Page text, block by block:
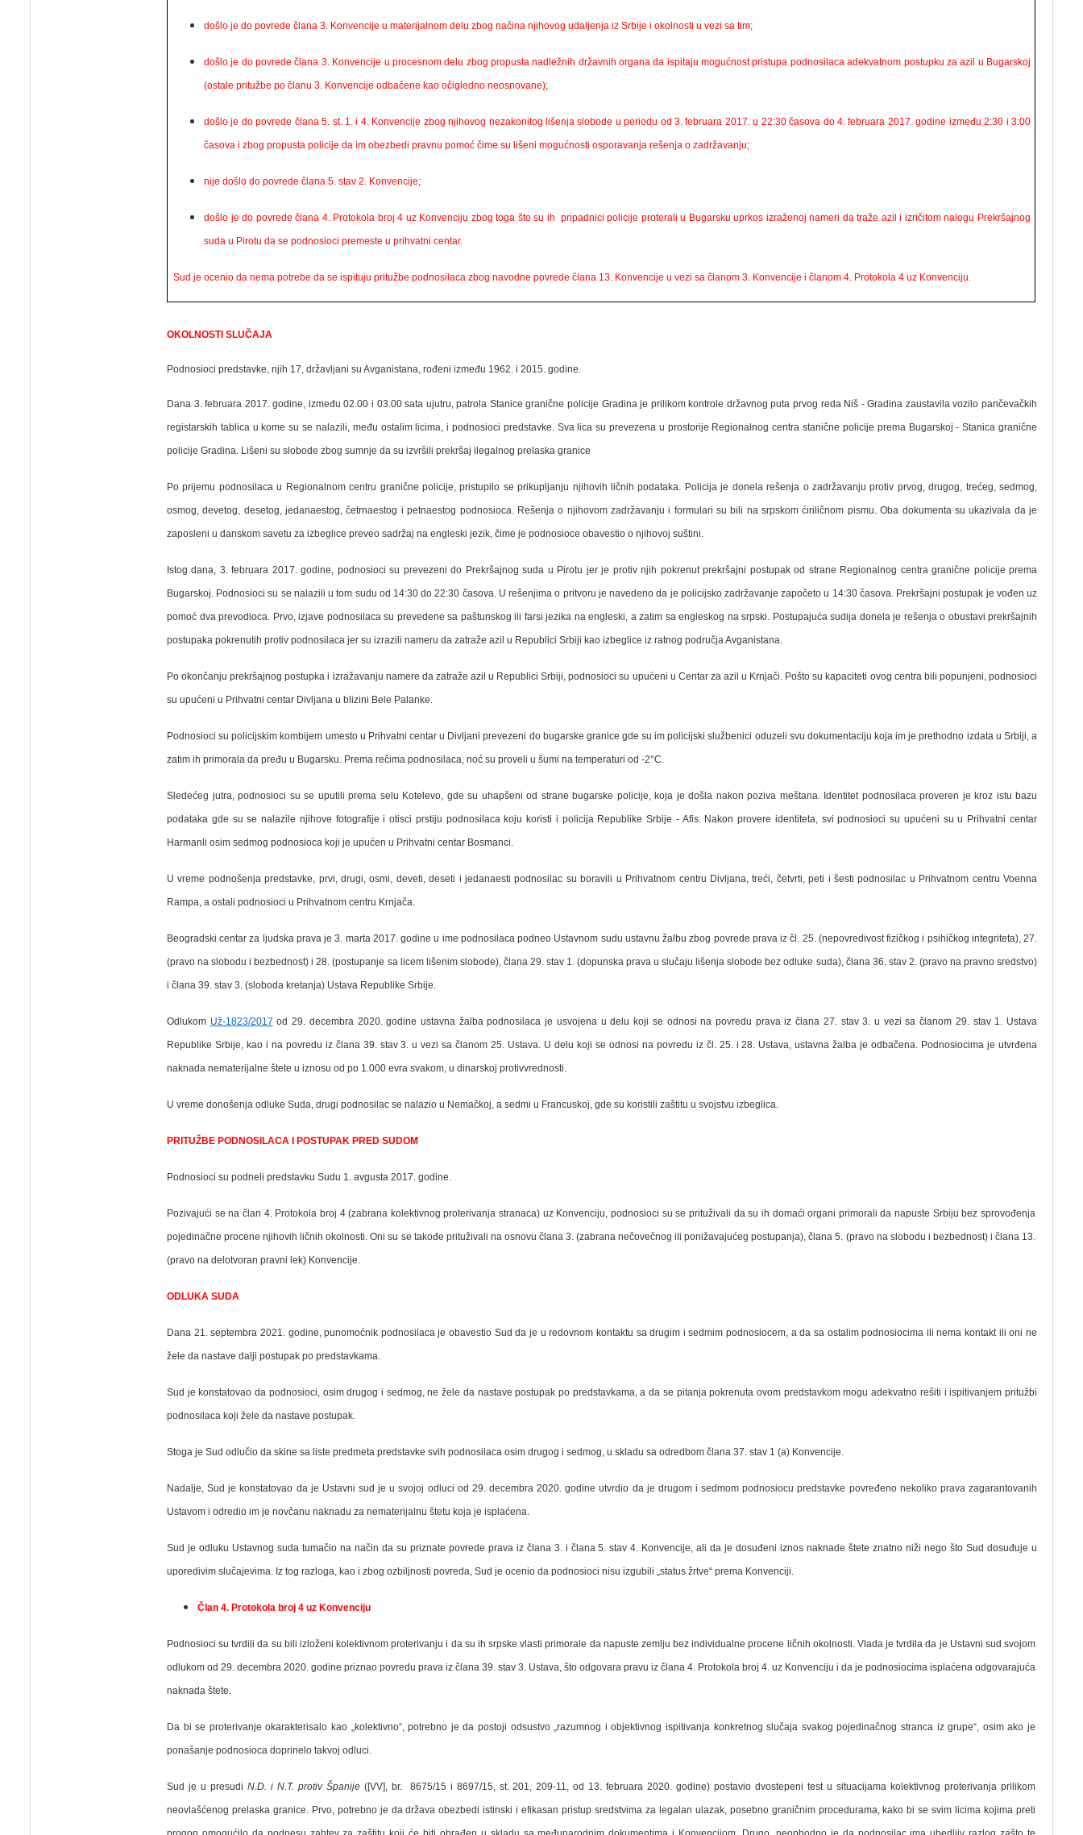
došlo je do povrede člana 3. Konvencije u materijalnom delu zbog načina njihovog udaljenja iz Srbije i okolnosti u vezi sa tim;
došlo je do povrede člana 3. Konvencije u procesnom delu zbog propusta nadležnih državnih organa da ispitaju mogućnost pristupa podnosilaca adekvatnom postupku za azil u Bugarskoj
(ostale pritužbe po članu 3. Konvencije odbačene kao očigledno neosnovane);
došlo je do povrede člana 5. st. 1. i 4. Konvencije zbog njihovog nezakonitog lišenja slobode u periodu od 3. februara 2017. u 22:30 časova do 4. februara 2017. godine između 2:30 i 3:00
časova i zbog propusta policije da im obezbedi pravnu pomoć čime su lišeni mogućnosti osporavanja rešenja o zadržavanju;
nije došlo do povrede člana 5. stav 2. Konvencije;
došlo je do povrede člana 4. Protokola broj 4 uz Konvenciju zbog toga što su ih pripadnici policije proterali u Bugarsku uprkos izraženoj nameri da traže azil i izričitom nalogu Prekršajnog
suda u Pirotu da se podnosioci premeste u prihvatni centar.
Sud je ocenio da nema potrebe da se ispituju pritužbe podnosilaca zbog navodne povrede člana 13. Konvencije u vezi sa članom 3. Konvencije i članom 4. Protokola 4 uz Konvenciju.
OKOLNOSTI SLUČAJA
Podnosioci predstavke, njih 17, državljani su Avganistana, rođeni između 1962. i 2015. godine.
Dana 3. februara 2017. godine, između 02.00 i 03.00 sata ujutru, patrola Stanice granične policije Gradina je prilikom kontrole državnog puta prvog reda Niš - Gradina zaustavila vozilo pančevačkih
registarskih tablica u kome su se nalazili, među ostalim licima, i podnosioci predstavke. Sva lica su prevezena u prostorije Regionalnog centra stanične policije prema Bugarskoj - Stanica granične
policije Gradina. Lišeni su slobode zbog sumnje da su izvršili prekršaj ilegalnog prelaska granice
Po prijemu podnosilaca u Regionalnom centru granične policije, pristupilo se prikupljanju njihovih ličnih podataka. Policija je donela rešenja o zadržavanju protiv prvog, drugog, trećeg, sedmog,
osmog, devetog, desetog, jedanaestog, četrnaestog i petnaestog podnosioca. Rešenja o njihovom zadržavanju i formulari su bili na srpskom ćiriličnom pismu. Oba dokumenta su ukazivala da je
zaposleni u danskom savetu za izbeglice preveo sadržaj na engleski jezik, čime je podnosioce obavestio o njihovoj suštini.
Istog dana, 3. februara 2017. godine, podnosioci su prevezeni do Prekršajnog suda u Pirotu jer je protiv njih pokrenut prekršajni postupak od strane Regionalnog centra granične policije prema
Bugarskoj. Podnosioci su se nalazili u tom sudu od 14:30 do 22:30 časova. U rešenjima o pritvoru je navedeno da je policijsko zadržavanje započeto u 14:30 časova. Prekršajni postupak je vođen uz
pomoć dva prevodioca. Prvo, izjave podnosilaca su prevedene sa paštunskog ili farsi jezika na engleski, a zatim sa engleskog na srpski. Postupajuća sudija donela je rešenja o obustavi prekršajnih
postupaka pokrenutih protiv podnosilaca jer su izrazili nameru da zatraže azil u Republici Srbiji kao izbeglice iz ratnog područja Avganistana.
Po okončanju prekršajnog postupka i izražavanju namere da zatraže azil u Republici Srbiji, podnosioci su upućeni u Centar za azil u Krnjači. Pošto su kapaciteti ovog centra bili popunjeni, podnosioci
su upućeni u Prihvatni centar Divljana u blizini Bele Palanke.
Podnosioci su policijskim kombijem umesto u Prihvatni centar u Divljani prevezeni do bugarske granice gde su im policijski službenici oduzeli svu dokumentaciju koja im je prethodno izdata u Srbiji, a
zatim ih primorala da pređu u Bugarsku. Prema rečima podnosilaca, noć su proveli u šumi na temperaturi od -2°C.
Sledećeg jutra, podnosioci su se uputili prema selu Kotelevo, gde su uhapšeni od strane bugarske policije, koja je došla nakon poziva meštana. Identitet podnosilaca proveren je kroz istu bazu
podataka gde su se nalazile njihove fotografije i otisci prstiju podnosilaca koju koristi i policija Republike Srbije - Afis. Nakon provere identiteta, svi podnosioci su upućeni su u Prihvatni centar
Harmanli osim sedmog podnosioca koji je upućen u Prihvatni centar Bosmanci.
U vreme podnošenja predstavke, prvi, drugi, osmi, deveti, deseti i jedanaesti podnosilac su boravili u Prihvatnom centru Divljana, treći, četvrti, peti i šesti podnosilac u Prihvatnom centru Voenna
Rampa, a ostali podnosioci u Prihvatnom centru Krnjača.
Beogradski centar za ljudska prava je 3. marta 2017. godine u ime podnosilaca podneo Ustavnom sudu ustavnu žalbu zbog povrede prava iz čl. 25. (nepovredivost fizičkog i psihičkog integriteta), 27.
(pravo na slobodu i bezbednost) i 28. (postupanje sa licem lišenim slobode), člana 29. stav 1. (dopunska prava u slučaju lišenja slobode bez odluke suda), člana 36. stav 2. (pravo na pravno sredstvo)
i člana 39. stav 3. (sloboda kretanja) Ustava Republike Srbije.
Odlukom Už-1823/2017 od 29. decembra 2020. godine ustavna žalba podnosilaca je usvojena u delu koji se odnosi na povredu prava iz člana 27. stav 3. u vezi sa članom 29. stav 1. Ustava
Republike Srbije, kao i na povredu iz člana 39. stav 3. u vezi sa članom 25. Ustava. U delu koji se odnosi na povredu iz čl. 25. i 28. Ustava, ustavna žalba je odbačena. Podnosiocima je utvrđena
naknada nematerijalne štete u iznosu od po 1.000 evra svakom, u dinarskoj protivvrednosti.
U vreme donošenja odluke Suda, drugi podnosilac se nalazio u Nemačkoj, a sedmi u Francuskoj, gde su koristili zaštitu u svojstvu izbeglica.
PRITUŽBE PODNOSILACA I POSTUPAK PRED SUDOM
Podnosioci su podneli predstavku Sudu 1. avgusta 2017. godine.
Pozivajući se na član 4. Protokola broj 4 (zabrana kolektivnog proterivanja stranaca) uz Konvenciju, podnosioci su se prituživali da su ih domaći organi primorali da napuste Srbiju bez sprovođenja
pojedinačne procene njihovih ličnih okolnosti. Oni su se takođe prituživali na osnovu člana 3. (zabrana nečovečnog ili ponižavajućeg postupanja), člana 5. (pravo na slobodu i bezbednost) i člana 13.
(pravo na delotvoran pravni lek) Konvencije.
ODLUKA SUDA
Dana 21. septembra 2021. godine, punomoćnik podnosilaca je obavestio Sud da je u redovnom kontaktu sa drugim i sedmim podnosiocem, a da sa ostalim podnosiocima ili nema kontakt ili oni ne
žele da nastave dalji postupak po predstavkama.
Sud je konstatovao da podnosioci, osim drugog i sedmog, ne žele da nastave postupak po predstavkama, a da se pitanja pokrenuta ovom predstavkom mogu adekvatno rešiti i ispitivanjem pritužbi
podnosilaca koji žele da nastave postupak.
Stoga je Sud odlučio da skine sa liste predmeta predstavke svih podnosilaca osim drugog i sedmog, u skladu sa odredbom člana 37. stav 1 (a) Konvencije.
Nadalje, Sud je konstatovao da je Ustavni sud je u svojoj odluci od 29. decembra 2020. godine utvrdio da je drugom i sedmom podnosiocu predstavke povređeno nekoliko prava zagarantovanih
Ustavom i odredio im je novčanu naknadu za nematerijalnu štetu koja je isplaćena.
Sud je odluku Ustavnog suda tumačio na način da su priznate povrede prava iz člana 3. i člana 5. stav 4. Konvencije, ali da je dosuđeni iznos naknade štete znatno niži nego što Sud dosuđuje u
uporedivim slučajevima. Iz tog razloga, kao i zbog ozbiljnosti povreda, Sud je ocenio da podnosioci nisu izgubili „status žrtve“ prema Konvenciji.
Član 4. Protokola broj 4 uz Konvenciju
Podnosioci su tvrdili da su bili izloženi kolektivnom proterivanju i da su ih srpske vlasti primorale da napuste zemlju bez individualne procene ličnih okolnosti. Vlada je tvrdila da je Ustavni sud svojom
odlukom od 29. decembra 2020. godine priznao povredu prava iz člana 39. stav 3. Ustava, što odgovara pravu iz člana 4. Protokola broj 4. uz Konvenciju i da je podnosiocima isplaćena odgovarajuća
naknada štete.
Da bi se proterivanje okarakterisalo kao „kolektivno“, potrebno je da postoji odsustvo „razumnog i objektivnog ispitivanja konkretnog slučaja svakog pojedinačnog stranca iz grupe“, osim ako je
ponašanje podnosioca doprinelo takvoj odluci.
Sud je u presudi N.D. i N.T. protiv Španije([VV], br. 8675/15 i 8697/15, st. 201, 209-11, od 13. februara 2020. godine) postavio dvostepeni test u situacijama kolektivnog proterivanja prilikom
neovlašćenog prelaska granice. Prvo, potrebno je da država obezbedi istinski i efikasan pristup sredstvima za legalan ulazak, posebno graničnim procedurama, kako bi se svim licima kojima preti